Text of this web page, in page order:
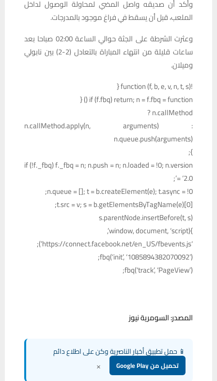
وأكد أن صديقه واصل المضي لمحاولة الوصول لداخل
الملعب، قبل أن يسقط في فراغ موجود بالمدرجات.
وعثرت الشرطة على الجثة حوالي الساعة 02:00 صباحا بعد
ساعات قليلة من انتهاء المباراة بالتعادل (2-2) بين نابولي
وميلان.
!function (f, b, e, v, n, t, s) {
if (f.fbq) return; n = f.fbq = function () {
n.callMethod ?
n.callMethod.apply(n, arguments) :
n.queue.push(arguments)
};
if (!f._fbq) f._fbq = n; n.push = n; n.loaded = !0; n.version
= ‘2.0’;
n.queue = []; t = b.createElement(e); t.async = !0;
t.src = v; s = b.getElementsByTagName(e)[0];
s.parentNode.insertBefore(t, s)
}(window, document, ‘script’,
‘https://connect.facebook.net/en_US/fbevents.js’);
fbq(‘init’, ‘1085894382070092’);
fbq(‘track’, ‘PageView’);
المصدر: السومرية نيوز
📱 حمل تطبيق أخبار الناصرية وكن على اطلاع دائم
تحميل من Google Play ×